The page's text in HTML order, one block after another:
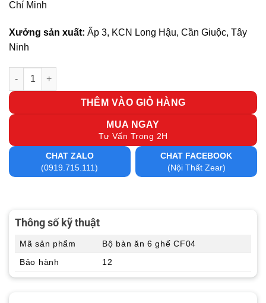
Chí Minh
Xưởng sản xuất: Ấp 3, KCN Long Hậu, Cần Giuộc, Tây
Ninh
Bộ bàn ăn 6 ghế CF04 số lượng
THÊM VÀO GIỎ HÀNG
MUA NGAY
Tư Vấn Trong 2H
CHAT ZALO
(0919.715.111)
CHAT FACEBOOK
(Nội Thất Zear)
Thông số kỹ thuật
Mã sản phẩm
Bộ bàn ăn 6 ghế CF04
Bảo hành
12